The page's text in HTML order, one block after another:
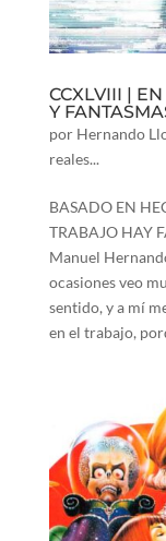
CCXLVIII |
Y
por Hernando
reales...
BASADO EN
TRABAJO HAY
Manuel
ocasiones veo
sentido, y a mí
en el trabajo,